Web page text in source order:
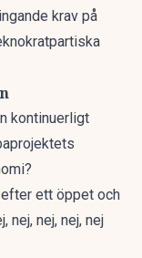
krav på
kontinuerligt
ett öppet och
nej, nej, nej, nej